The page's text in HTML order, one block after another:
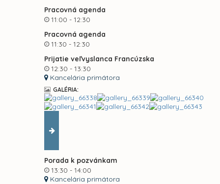
Pracovná agenda
11:00 - 12:30
Pracovná agenda
11:30 - 12:30
Prijatie veľvyslanca Francúzska
12:30 - 13:30
Kancelária primátora
GALÉRIA:
Porada k pozvánkam
13:30 - 14:00
Kancelária primátora